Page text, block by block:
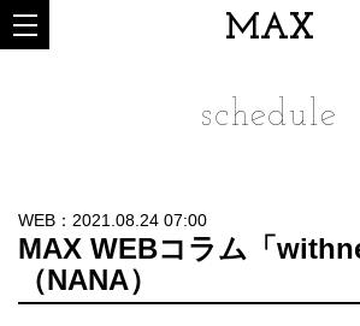
MAX
schedule
WEB：2021.08.24 07:00
MAX WEBコラム「
（NANA）